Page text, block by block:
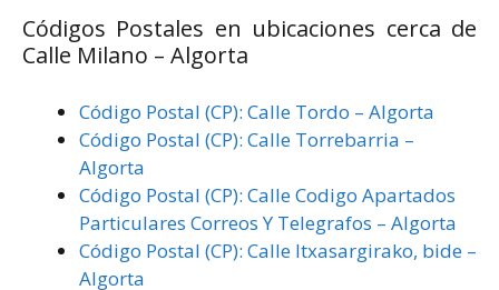
Códigos Postales en ubicaciones cerca de
Calle Milano – Algorta
Código Postal (CP): Calle Tordo – Algorta
Código Postal (CP): Calle Torrebarria –
Algorta
Código Postal (CP): Calle Codigo Apartados
Particulares Correos Y Telegrafos – Algorta
Código Postal (CP): Calle Itxasargirako, bide –
Algorta